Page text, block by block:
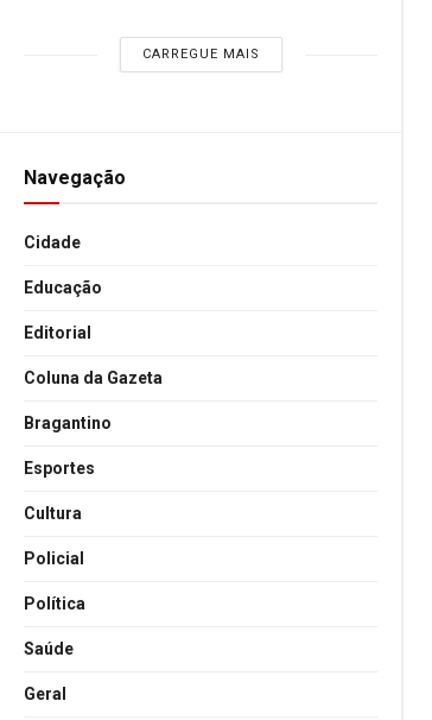
CARREGUE MAIS
Navegação
Cidade
Educação
Editorial
Coluna da Gazeta
Bragantino
Esportes
Cultura
Policial
Política
Saúde
Geral